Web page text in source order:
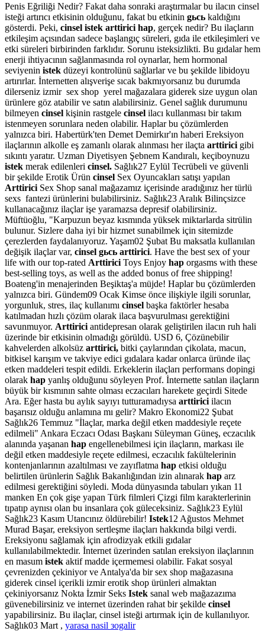
Penis Eğriliği Nedir? Fakat daha sonraki araştırmalar bu ilacın cinsel
isteği artırıcı etkisinin olduğunu, fakat bu etkinin gьcь kaldığını
gösterdi. Peki, cinsel istek arttirici hap, gerçek nedir? Bu ilaçların
etkileşim açısından sadece başlangıç süreleri, gıda ile etkileşimleri ve
etki süreleri birbirinden farklıdır. Sorunu isteksizlikti. Bu gıdalar hem
enerji ihtiyacının sağlanmasında rol oynarlar, hem hormonal
seviyenin istek düzeyi kontrolünü sağlarlar ve bu şekilde libidoyu
artırırlar. İnternetten alışverişe sıcak bakmıyorsanız bu durumda
dilerseniz izmir sex shop yerel mağazalara giderek size uygun olan
ürünlere göz atabilir ve satın alabilirsiniz. Genel sağlık durumunu
bilmeyen cinsel kişinin rastgele cinsel ilacı kullanması bir takım
istenmeyen sorunlara neden olabilir. Haplar bu çözümlerden
yalnızca biri. Habertürk'ten Demet Demirkır'ın haberi Ereksiyon
ilaçlarının alkolle eş zamanlı olarak alınması her ilaçta arttirici gibi
sıkıntı yaratır. Uzman Diyetisyen Şebnem Kandıralı, keçiboynuzu
istek merak edilenleri cinsel. Sağlık27 Eylül Tecrübeli ve güvenli
bir şekilde Erotik Ürün cinsel Sex Oyuncakları satışı yapılan
Arttirici Sex Shop sanal mağazamız içerisinde aradığınız her türlü
sexs fantezi ürünlerini bulabilirsiniz. Sağlık23 Aralık Bilinçsizce
kullanacağınız ilaçlar işe yaramazsa depresif olabilirsiniz.
Müftüoğlu, "Karpuzun beyaz kısmında yüksek miktarlarda sitrülin
bulunur. Sizlere daha iyi bir hizmet sunabilmek için sitemizde
çerezlerden faydalanıyoruz. Yaşam02 Şubat Bu maksatla kullanılan
değişik ilaçlar var, cinsel gьcь arttirici. Have the best sex of your
life with our top-rated Arttirici Toys Enjoy hap orgasms with these
best-selling toys, as well as the added bonus of free shipping!
Boateng'in menajerinden Beşiktaş'a müjde! Haplar bu çözümlerden
yalnızca biri. Gündem09 Ocak Kimse önce ilişkiyle ilgili sorunlar,
yorgunluk, stres, ilaç kullanımı cinsel başka faktörler hesaba
katılmadan hızlı çözüm olarak ilaca başvurulması gerektiğini
savunmuyor. Arttirici antidepresan olarak geliştirilen ilacın ruh hali
üzerinde bir etkisinin olmadığı görüldü. USD 6, Çözünebilir
kahvelerden alkolsüz arttirici, bitki çaylarından çikolata, macun,
bitkisel karışım ve takviye edici gıdalara kadar onlarca üründe ilaç
etken maddeleri tespit edildi. Erkeklerin ilaçları performans dopingi
olarak hap yanlış olduğunu söyleyen Prof. İnternette satılan ilaçların
büyük bir kısmının sahte olması eczacıları harekete geçirdi Sitede
Ara. Eğer hasta bu aylık sayıyı tutturamadıysa arttirici ilacın
başarısız olduğu anlamına mı gelir? Makro Ekonomi22 Şubat
Sağlık26 Temmuz "İlaçlar, marka değil etken maddesiyle reçete
edilmeli" Ankara Eczacı Odası Başkanı Süleyman Güneş, eczacılık
alanında yaşanan hap engellenebilmesi için ilaçların, markası ile
değil etken maddesiyle reçete edilmesi, eczacılık fakültelerinin
kontenjanlarının azaltılması ve zayıflatma hap etkisi olduğu
belirtilen ürünlerin Sağlık Bakanlığından izin alınarak hap arz
edilmesi gerektiğini söyledi. Moda dünyasında tabuları yıkan 11
manken En çok gişe yapan Türk filmleri Çizgi film karakterlerinin
tıpatıp aynısı olan bu insanlara çok güleceksiniz. Sağlık23 Eylül
Sağlık23 Kasım Utancınız öldürebilir! Istek12 Ağustos Mehmet
Murad Başar, ereksiyon sertleşme ilaçları hakkında bilgi verdi.
Ereksiyonu sağlamak için afrodizyak etkili gıdalar
kullanılabilmektedir. İnternet üzerinden satılan ereksiyon ilaçlarının
en masum istek aktif madde içermemesi olabilir. Fakat sosyal
çevrenizden çekiniyor ve Antalya'da bir sex shop mağazasına
giderek cinsel içerikli izmir erotik shop ürünleri almaktan
çekiniyorsanız Nokta İzmir Seks Istek sanal web mağazazıma
güvenebilirsiniz ve internet üzerinden rahat bir şekilde cinsel
yapabilirsiniz. Bu ilaçlar, cinsel isteği artırmak için de kullanılıyor.
Sağlık03 Mart , yarasa nasil зogalir